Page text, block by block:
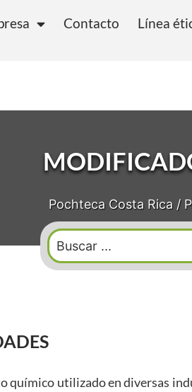
Contacto Línea
Pochteca Costa Rica/
químico utilizado en diversas